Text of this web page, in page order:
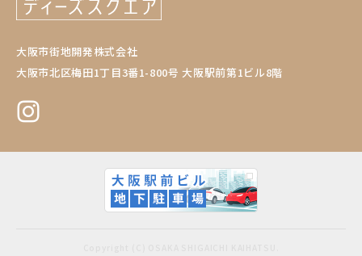
大阪市街地開発株式会社
大阪市北区梅田1丁目3番1-800号 大阪駅前第1ビル8階